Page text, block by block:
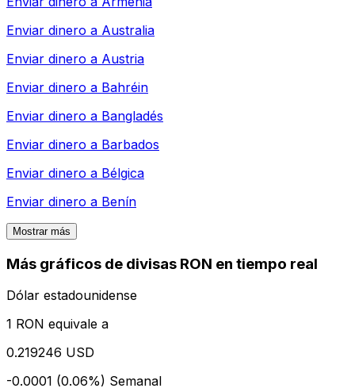
Enviar dinero a Australia
Enviar dinero a Austria
Enviar dinero a Bahréin
Enviar dinero a Bangladés
Enviar dinero a Barbados
Enviar dinero a Bélgica
Enviar dinero a Benín
Mostrar más
Más gráficos de divisas RON en tiempo real
Dólar estadounidense
1 RON equivale a
0.219246 USD
-0.0001 (0.06%) Semanal